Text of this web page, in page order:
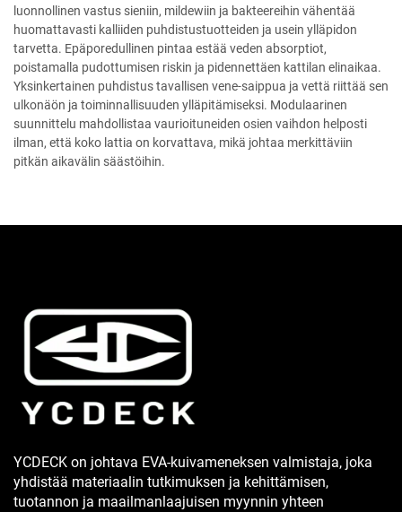
luonnollinen vastus sieniin, mildewiin ja bakteereihin vähentää
huomattavasti kalliiden puhdistustuotteiden ja usein ylläpidon
tarvetta. Epäporedullinen pintaa estää veden absorptiot,
poistamalla pudottumisen riskin ja pidennettäen kattilan elinaikaa.
Yksinkertainen puhdistus tavallisen vene-saippua ja vettä riittää sen
ulkonäön ja toiminnallisuuden ylläpitämiseksi. Modulaarinen
suunnittelu mahdollistaa vaurioituneiden osien vaihdon helposti
ilman, että koko lattia on korvattava, mikä johtaa merkittäviin
pitkän aikavälin säästöihin.
YCDECK on johtava EVA-kuivameneksen valmistaja, joka
yhdistää materiaalin tutkimuksen ja kehittämisen,
tuotannon ja maailmanlaajuisen myynnin yhteen